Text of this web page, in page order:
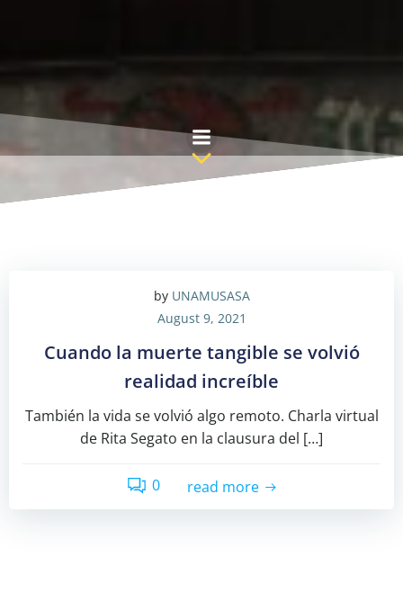
by UNAMUSASA
August 9, 2021
Cuando la muerte tangible se volvió
realidad increíble
También la vida se volvió algo remoto. Charla virtual
de Rita Segato en la clausura del […]
0 read more